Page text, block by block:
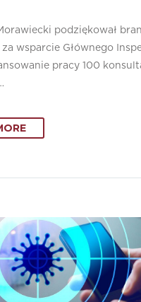
podziękował
wsparcie Głównego
pracy 100